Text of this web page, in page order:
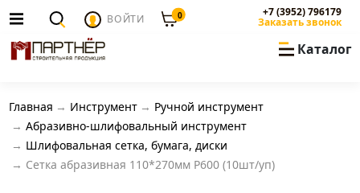
ВОЙТИ 0 +7 (3952) 796179
Заказать звонок
Каталог
Главная Инструмент
Ручной инструмент
Абразивно-шлифовальный инструмент
Шлифовальная сетка, бумага, диски
Сетка абразивная 110*270мм Р600 (10шт/уп)